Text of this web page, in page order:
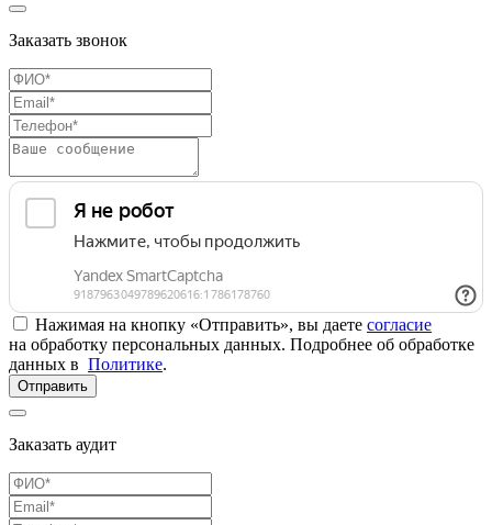
Заказать звонок
Нажимая на кнопку «Отправить», вы даете согласие
на обработку персональных данных. Подробнее об обработке
данных в Политике.
Отправить
Заказать аудит